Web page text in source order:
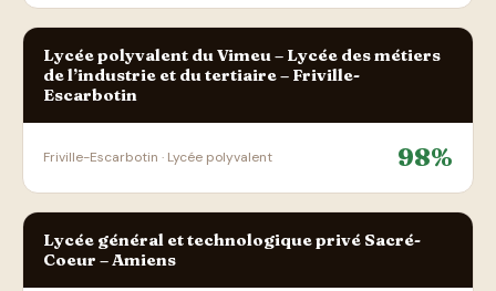
Lycée polyvalent du Vimeu – Lycée des métiers
de l’industrie et du tertiaire – Friville-
Escarbotin
Friville-Escarbotin · Lycée polyvalent 98%
Lycée général et technologique privé Sacré-
Coeur – Amiens